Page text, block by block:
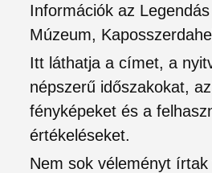
Információk az
Múzeum,
Itt láthatja a címet, a
népszerű időszakokat,
fényképeket és a
értékeléseket.
Nem sok véleményt